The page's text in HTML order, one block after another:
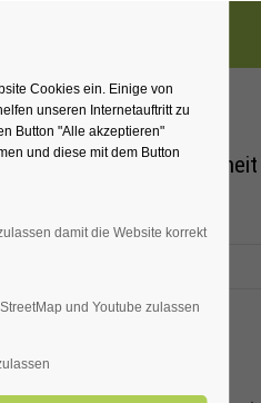
Für Ihre Gesundheit
Cookies ein. Einige von
unseren Internetauftritt zu
Button "Alle akzeptieren"
und diese mit dem Button
damit die Website korrekt
und Youtube zulassen